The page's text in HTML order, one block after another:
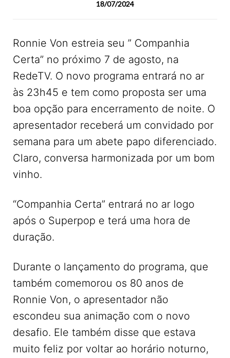
18/07/2024
Ronnie Von estreia seu ” Companhia
Certa” no próximo 7 de agosto, na
RedeTV. O novo programa entrará no ar
às 23h45 e tem como proposta ser uma
boa opção para encerramento de noite. O
apresentador receberá um convidado por
semana para um abete papo diferenciado.
Claro, conversa harmonizada por um bom
vinho.
“Companhia Certa” entrará no ar logo
após o Superpop e terá uma hora de
duração.
Durante o lançamento do programa, que
também comemorou os 80 anos de
Ronnie Von, o apresentador não
escondeu sua animação com o novo
desafio. Ele também disse que estava
muito feliz por voltar ao horário noturno,